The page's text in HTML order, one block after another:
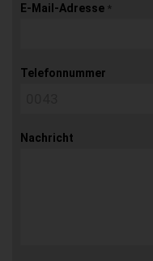
E-Mail-Adresse *
Telefonnummer
Nachricht